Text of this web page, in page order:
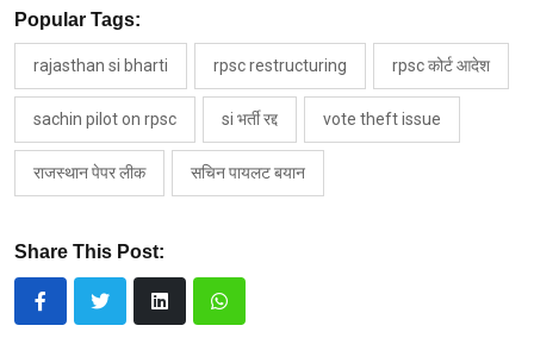
Popular Tags:
rajasthan si bharti rpsc restructuring rpsc कोर्ट आदेश
sachin pilot on rpsc si भर्ती रद्द vote theft issue
राजस्थान पेपर लीक सचिन पायलट बयान
Share This Post: